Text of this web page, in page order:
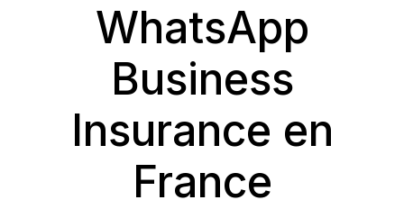
WhatsApp
Business
Insurance en
France